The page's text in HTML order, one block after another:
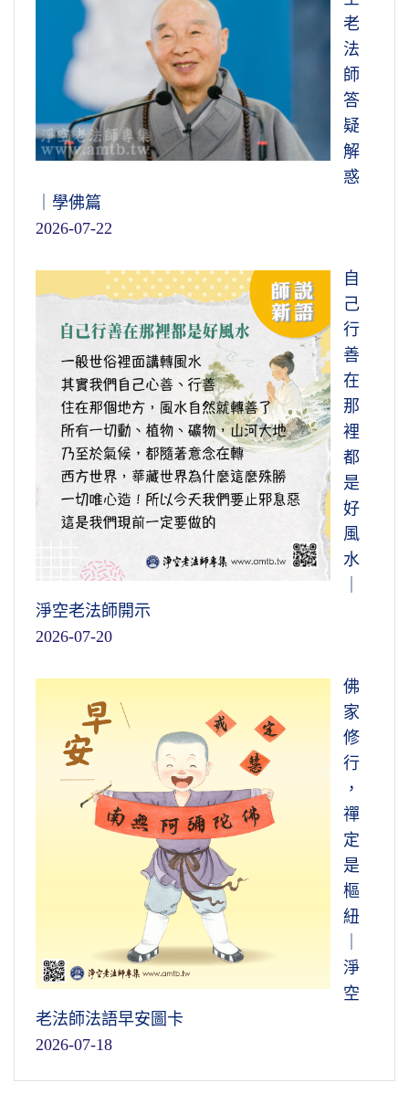
老
法
師
答
疑
解
惑
｜學佛篇
2026-07-22
自
己
行
善
在
那
裡
都
是
好
風
水
淨空老法師開示
2026-07-20
佛
家
修
行
，
禪
定
是
樞
紐
淨
空
老法師法語早安圖卡
2026-07-18